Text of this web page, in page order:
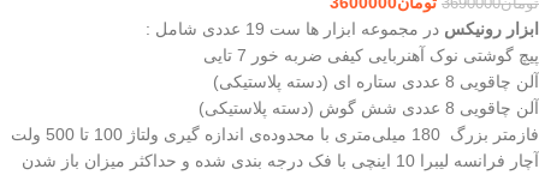
ابزار رونیکس در مجموعه ابزار ها ست 19 عددی شامل :
پیچ گوشتی نوک آهنربایی کیفی ضربه خور 7 تایی
آلن چاقویی 8 عددی ستاره ای (دسته پلاستیکی)
آلن چاقویی 8 عددی شش گوش (دسته پلاستیکی)
فازمتر بزرگ 180 میلی‌متری با محدوده‌ی اندازه گیری ولتاژ 100 تا 500 ولت
آچار فرانسه لیبرا 10 اینچی با فک درجه بندی شده و حداکثر میزان باز شدن